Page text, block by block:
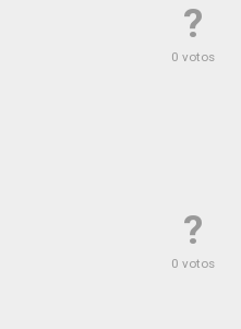
?
0 votos
?
0 votos